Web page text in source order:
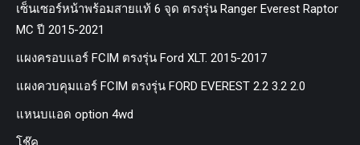
เซ็นเซอร์หน้าพร้อมสายแท้ 6 จุด ตรงรุ่น Ranger Everest Raptor
MC ปี 2015-2021
แผงครอบแอร์ FCIM ตรงรุ่น Ford XLT. 2015-2017
แผงควบคุมแอร์ FCIM ตรงรุ่น FORD EVEREST 2.2 3.2 2.0
แหนบแอด option 4wd